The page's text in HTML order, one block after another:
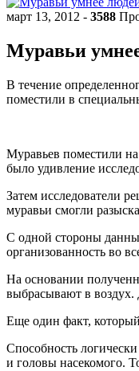
март 13, 2012 - 3588
Муравьи
В течение
поместили в
Муравьев поместили
было удивление
Затем исследователи
муравьи смогли
С одной стороны
организованность во
На основании
выбрасывают в
Еще один факт,
Способность
и головы насекомого.